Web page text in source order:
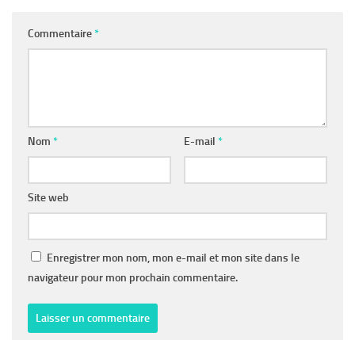
Commentaire*
Nom * E-mail *
Site web
Enregistrer mon nom, mon e-mail et mon site dans le
navigateur pour mon prochain commentaire.